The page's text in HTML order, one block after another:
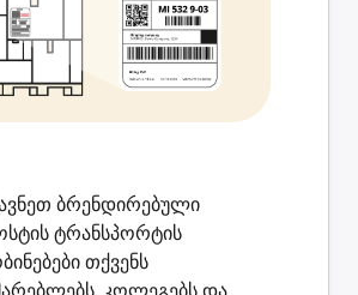
ბრენდირებული
ტრანსპორტის
თქვენს